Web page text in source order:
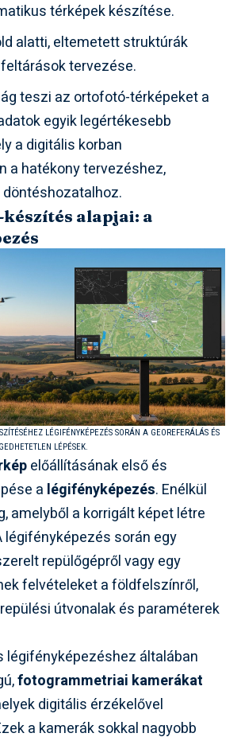
térképek készítése.
alatti, eltemetett struktúrák
tervezése.
teszi az ortofotó-térképeket a
egyik legértékesebb
a digitális korban
a hatékony tervezéshez,
alapjai: a
LÉGIFÉNYKÉPEZÉS SORÁN A GEOREFERÁLÁS ÉS
LÉPÉSEK.
előállításának első és
a légifényképezés. Enélkül
amelyből a korrigált képet létre
légifényképezés során egy
repülőgépről vagy egy
felvételeket a földfelszínről,
útvonalak és paraméterek
légifényképezéshez általában
fotogrammetriai kamerákat
digitális érzékelővel
a kamerák sokkal nagyobb